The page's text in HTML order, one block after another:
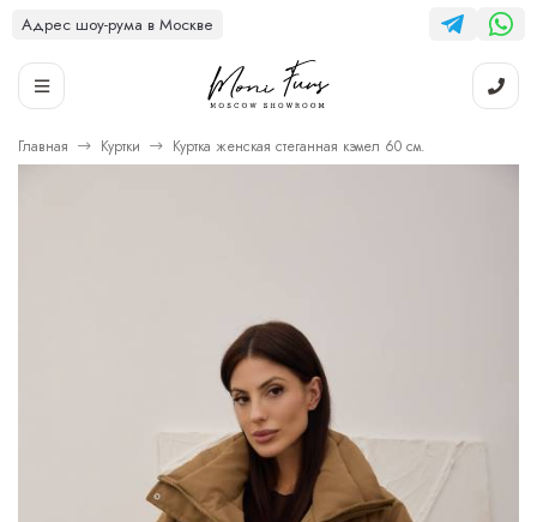
Адрес шоу-рума в Москве
Главная Куртки Куртка женская стеганная кэмел 60 см.